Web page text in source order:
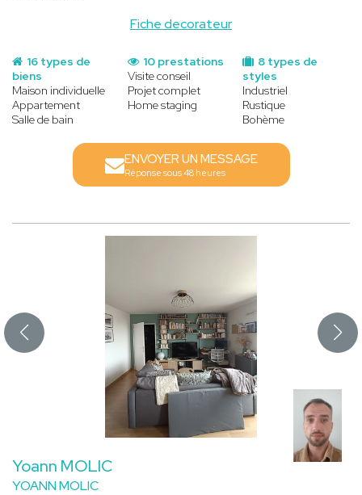
Fiche decorateur
16 types de
biens
Maison individuelle
Appartement
Salle de bain
8 types de
styles
Industriel
Rustique
Bohème
10 prestations
Visite conseil
Projet complet
Home staging
ENVOYER UN MESSAGE
Réponse sous 48 heures
Yoann MOLIC
YOANN MOLIC